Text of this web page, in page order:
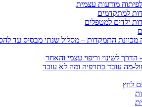
מודעות עצמית
למתקדמים
ילדים למטפלים
מכוונת התמקדות – מסלול שנתי מבסיס עד
לשינוי וריפוי עצמי והאחר
מה עובד בתרפיה ומה לא עובד
לחץ